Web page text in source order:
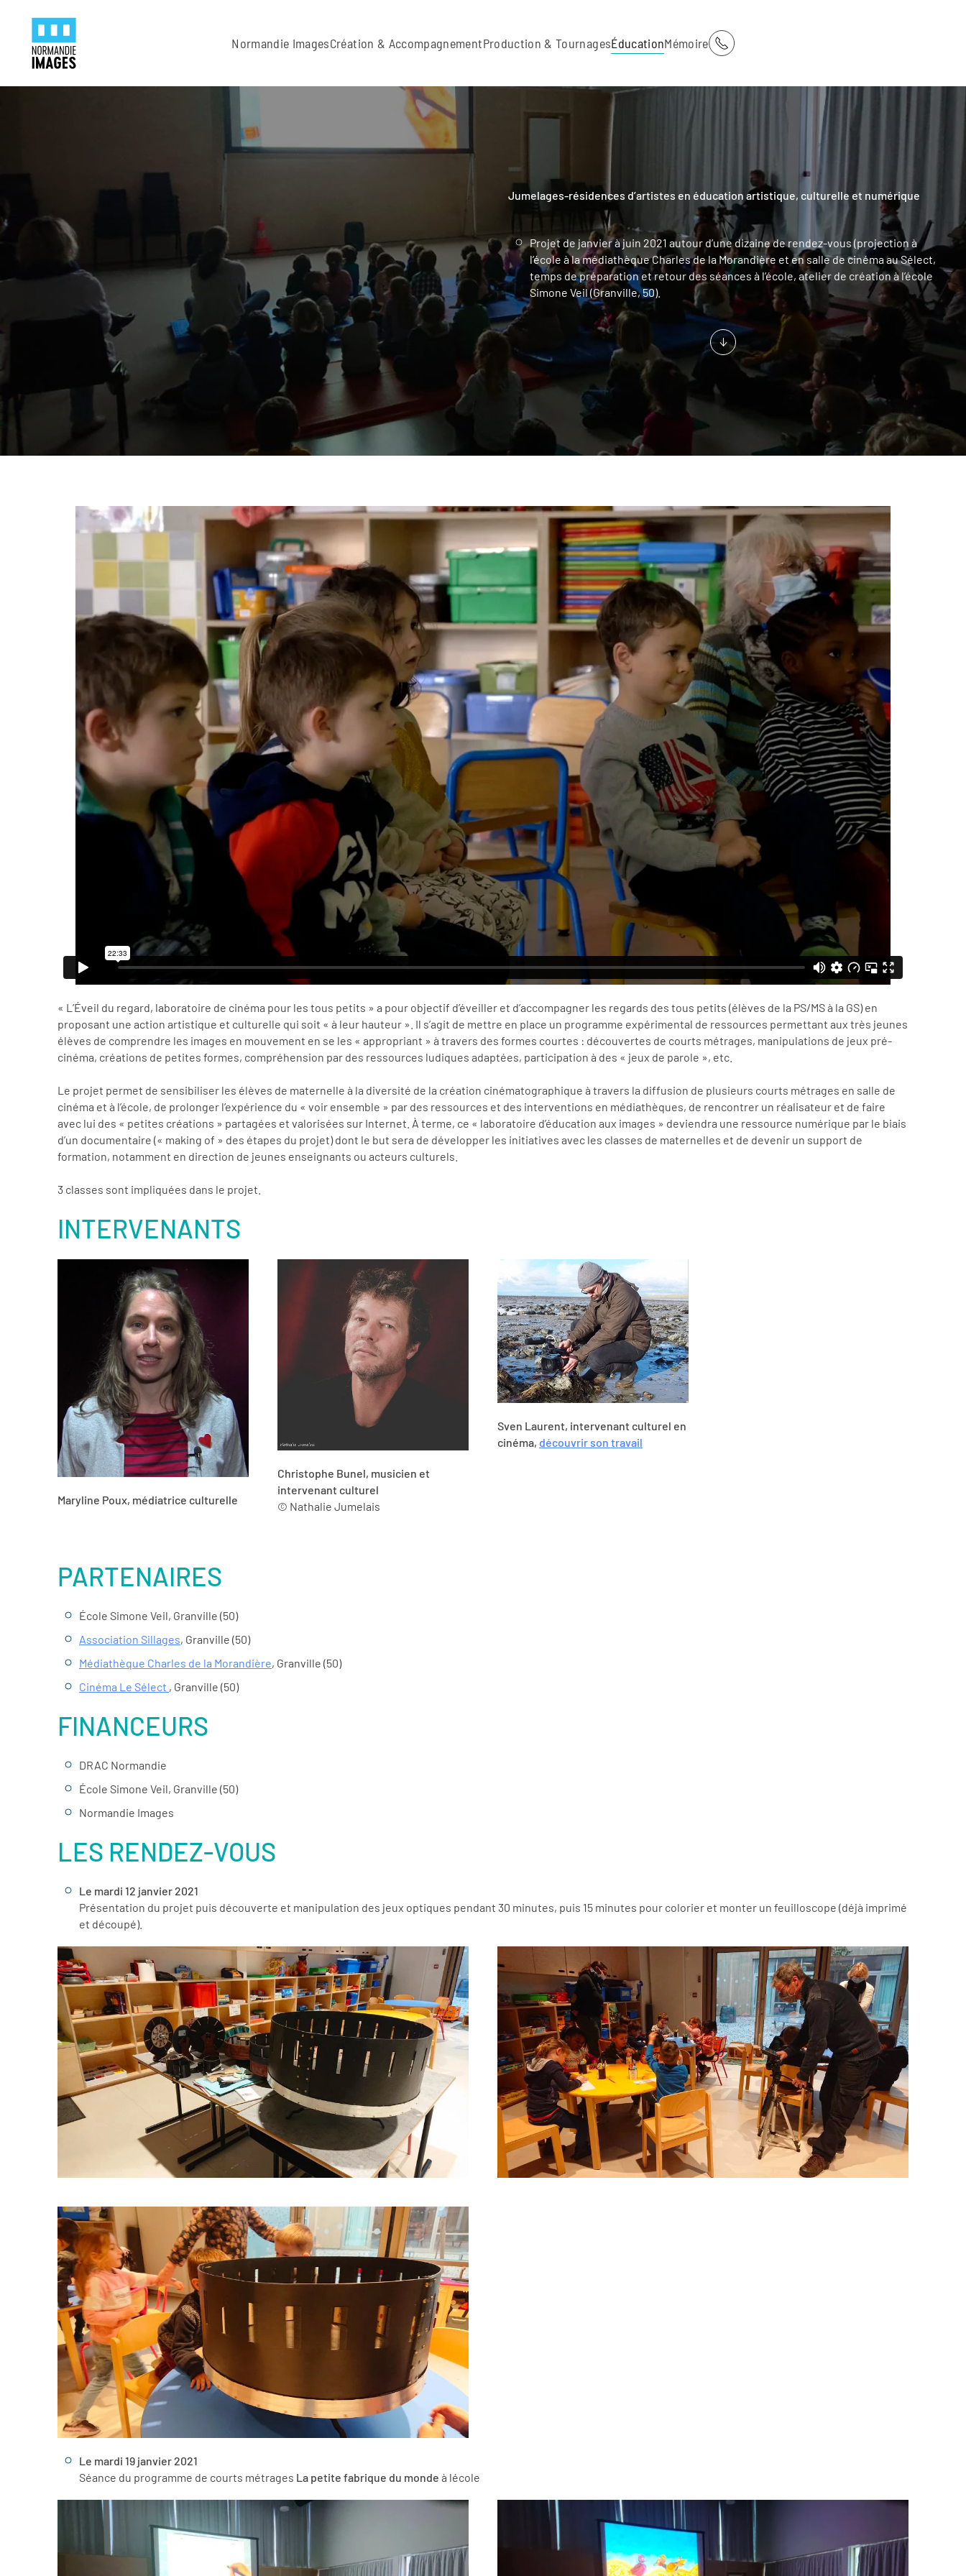
Skip to main content
Normandie ImagesCréation & AccompagnementProduction & TournagesÉducationMémoire
Jumelages-résidences d’artistes en éducation artistique, culturelle et numérique
Projet de janvier à juin 2021 autour d’une dizaine de rendez-vous (projection à
l’école à la médiathèque Charles de la Morandière et en salle de cinéma au Sélect,
temps de préparation et retour des séances à l’école, atelier de création à l’école
Simone Veil (Granville, 50).
« L’Éveil du regard, laboratoire de cinéma pour les tous petits » a pour objectif d’éveiller et d’accompagner les regards des tous petits (élèves de la PS/MS à la GS) en
proposant une action artistique et culturelle qui soit « à leur hauteur ». Il s’agit de mettre en place un programme expérimental de ressources permettant aux très jeunes
élèves de comprendre les images en mouvement en se les « appropriant » à travers des formes courtes : découvertes de courts métrages, manipulations de jeux pré-
cinéma, créations de petites formes, compréhension par des ressources ludiques adaptées, participation à des « jeux de parole », etc.
Le projet permet de sensibiliser les élèves de maternelle à la diversité de la création cinématographique à travers la diffusion de plusieurs courts métrages en salle de
cinéma et à l’école, de prolonger l’expérience du « voir ensemble » par des ressources et des interventions en médiathèques, de rencontrer un réalisateur et de faire
avec lui des « petites créations » partagées et valorisées sur Internet. À terme, ce « laboratoire d’éducation aux images » deviendra une ressource numérique par le biais
d’un documentaire (« making of » des étapes du projet) dont le but sera de développer les initiatives avec les classes de maternelles et de devenir un support de
formation, notamment en direction de jeunes enseignants ou acteurs culturels.
3 classes sont impliquées dans le projet.
INTERVENANTS
Maryline Poux, médiatrice culturelle
Christophe Bunel, musicien et
intervenant culturel
© Nathalie Jumelais
Sven Laurent, intervenant culturel en
cinéma, découvrir son travail
PARTENAIRES
École Simone Veil, Granville (50)
Association Sillages, Granville (50)
Médiathèque Charles de la Morandière, Granville (50)
Cinéma Le Sélect , Granville (50)
FINANCEURS
DRAC Normandie
École Simone Veil, Granville (50)
Normandie Images
LES RENDEZ-VOUS
Le mardi 12 janvier 2021
Présentation du projet puis découverte et manipulation des jeux optiques pendant 30 minutes, puis 15 minutes pour colorier et monter un feuilloscope (déjà imprimé
et découpé).
Le mardi 19 janvier 2021
Séance du programme de courts métrages La petite fabrique du monde à lécole